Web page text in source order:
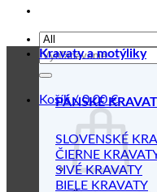
Hľadať:
Košík /0.00€
Kravaty a motýliky
PÁNSKE
SLOVENSKÉ
ČIERNE
SIVÉ KRAVATY
BIELE KRAVATY